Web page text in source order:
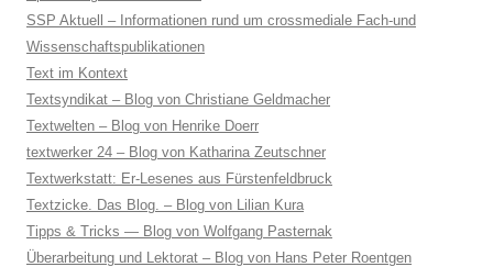
SSP Aktuell – Informationen rund um crossmediale Fach-und
Wissenschaftspublikationen
Text im Kontext
Textsyndikat – Blog von Christiane Geldmacher
Textwelten – Blog von Henrike Doerr
textwerker 24 – Blog von Katharina Zeutschner
Textwerkstatt: Er-Lesenes aus Fürstenfeldbruck
Textzicke. Das Blog. – Blog von Lilian Kura
Tipps & Tricks — Blog von Wolfgang Pasternak
Überarbeitung und Lektorat – Blog von Hans Peter Roentgen